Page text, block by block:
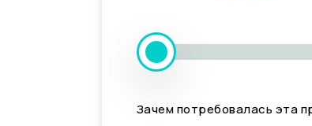
Зачем потребовалась эта